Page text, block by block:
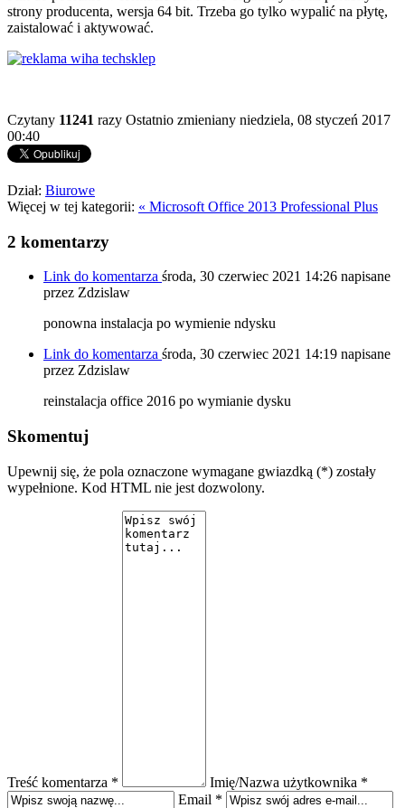
strony producenta, wersja 64 bit. Trzeba go tylko wypalić na płytę,
zaistalować i aktywować.
Czytany 11241 razy Ostatnio zmieniany niedziela, 08 styczeń 2017
00:40
Dział: Biurowe
Więcej w tej kategorii: « Microsoft Office 2013 Professional Plus
2 komentarzy
Link do komentarza środa, 30 czerwiec 2021 14:26 napisane
przez Zdzislaw
ponowna instalacja po wymienie ndysku
Link do komentarza środa, 30 czerwiec 2021 14:19 napisane
przez Zdzislaw
reinstalacja office 2016 po wymianie dysku
Skomentuj
Upewnij się, że pola oznaczone wymagane gwiazdką (*) zostały
wypełnione. Kod HTML nie jest dozwolony.
Treść komentarza *
Imię/Nazwa użytkownika *
Email *